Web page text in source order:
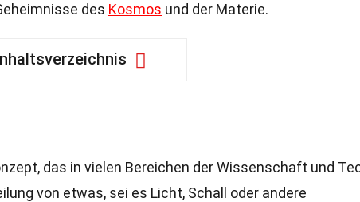
des Kosmos und der Materie.
das in vielen Bereichen der Wissenschaft und
von etwas, sei es Licht, Schall oder andere